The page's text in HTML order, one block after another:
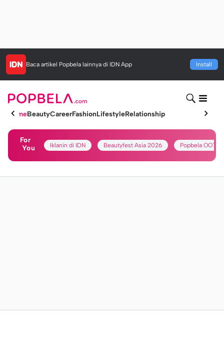
Baca artikel Popbela lainnya di IDN App Install
HomeBeautyCareerFashionLifestyleRelationship
For
You
Iklanin di IDN Beautyfest Asia 2026 Popbela OOTD
09 Agu 2026, 14:15 WIB